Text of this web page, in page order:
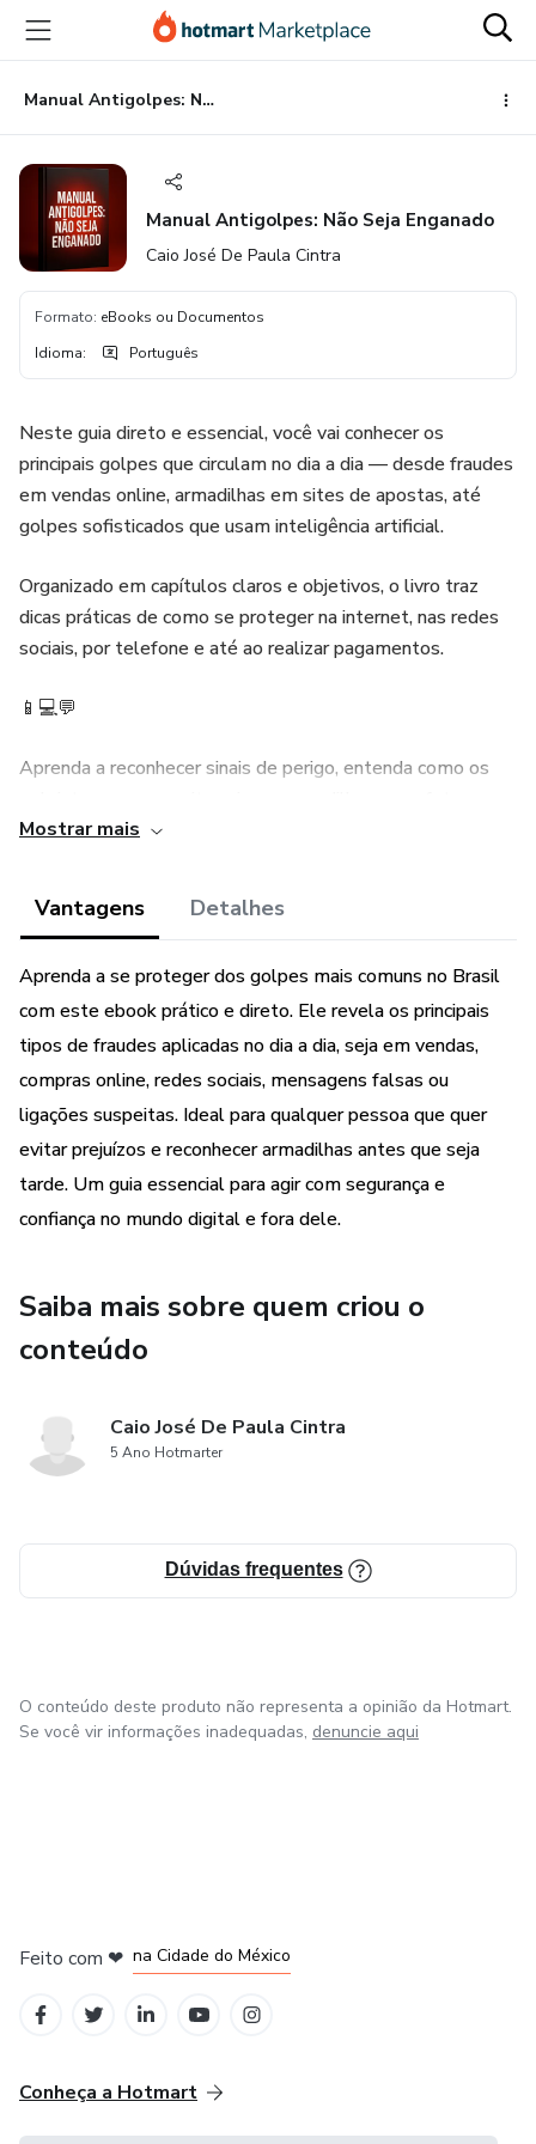
para
conteúdo
principal
para
pagamento
para
rodapé
Manual Antigolpes: Não Seja Enganado
Manual Antigolpes: Não Seja Enganado
Caio José De Paula Cintra
Formato: eBooks ou Documentos
Idioma: Português
Neste guia direto e essencial, você vai conhecer os
principais golpes que circulam no dia a dia — desde fraudes
em vendas online, armadilhas em sites de apostas, até
golpes sofisticados que usam inteligência artificial.
Organizado em capítulos claros e objetivos, o livro traz
dicas práticas de como se proteger na internet, nas redes
sociais, por telefone e até ao realizar pagamentos.
📱💻💬
Aprenda a reconhecer sinais de perigo, entenda como os
milhares de pessoas todos os dias.
experiente, este manual foi feito para te manter um passo
Mostrar mais
Vantagens Detalhes
Aprenda a se proteger dos golpes mais comuns no Brasil
com este ebook prático e direto. Ele revela os principais
tipos de fraudes aplicadas no dia a dia, seja em vendas,
compras online, redes sociais, mensagens falsas ou
ligações suspeitas. Ideal para qualquer pessoa que quer
evitar prejuízos e reconhecer armadilhas antes que seja
tarde. Um guia essencial para agir com segurança e
confiança no mundo digital e fora dele.
Saiba mais sobre quem criou o
conteúdo
Caio José De Paula Cintra
5 Ano Hotmarter
Dúvidas frequentes
O conteúdo deste produto não representa a opinião da Hotmart.
Se você vir informações inadequadas, denuncie aqui
Feito com ❤ na Cidade do México
Conheça a Hotmart